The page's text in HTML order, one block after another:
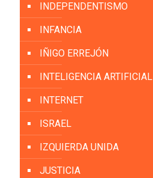
INDEPENDENTISMO
INFANCIA
IÑIGO ERREJÓN
INTELIGENCIA ARTIFICIAL
INTERNET
ISRAEL
IZQUIERDA UNIDA
JUSTICIA